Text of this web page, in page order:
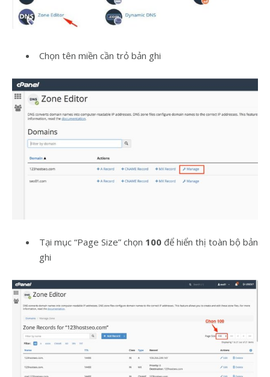
Chọn tên miền cần trỏ bản ghi
Tại mục “Page Size” chọn 100 để hiển thị toàn bộ bản
ghi